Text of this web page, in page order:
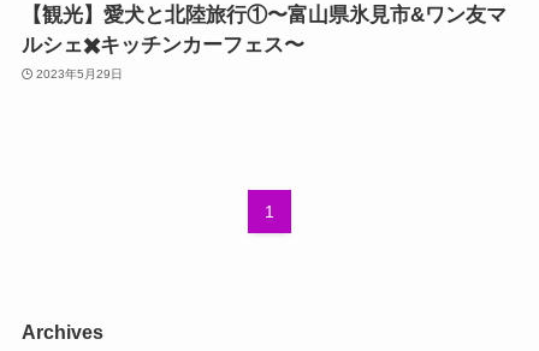
【観光】愛犬と北陸旅行①〜富山県氷見市&ワン友マ
ルシェ✖️キッチンカーフェス〜
2023年5月29日
1
Archives